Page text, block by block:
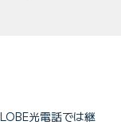
光電話では継